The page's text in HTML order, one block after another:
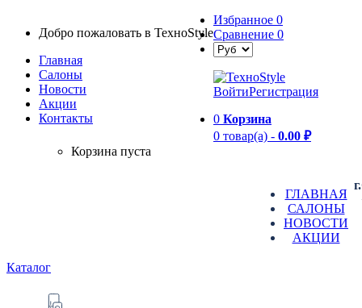
Добро пожаловать в TexноStyle
Главная
Салоны
Новости
Aкции
Контакты
Избранное 0
Сравнение 0
ВойтиРегистрация
0 Корзина
0 товар(а) - 0.00 ₽
Корзина пуста
ГЛАВНАЯ
САЛОНЫ
НОВОСТИ
АКЦИИ
Каталог